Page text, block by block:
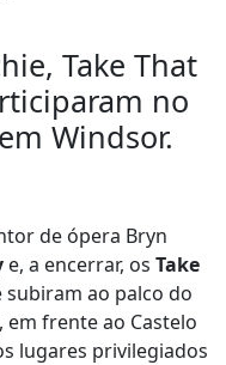
Take That
no
Windsor.
de ópera Bryn
e, a encerrar, os Take
ao palco do
, em frente ao Castelo
lugares privilegiados